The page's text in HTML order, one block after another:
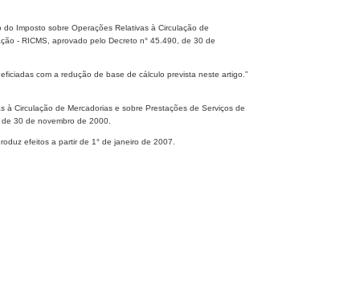
Imposto sobre Operações Relativas à Circulação de
- RICMS, aprovado pelo Decreto n° 45.490, de 30 de
com a redução de base de cálculo prevista neste artigo.”
Circulação de Mercadorias e sobre Prestações de Serviços de
30 de novembro de 2000.
efeitos a partir de 1° de janeiro de 2007.